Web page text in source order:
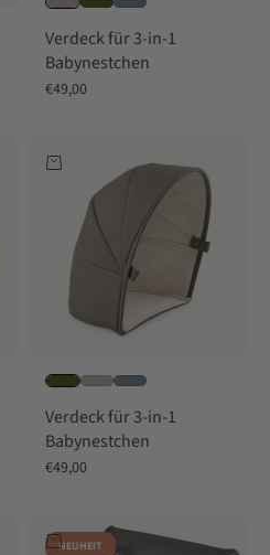
Verdeck für 3-in-1
Babynestchen
Angebot
€49,00
In den Warenkorb
Verdeck für 3-in-1
Babynestchen
Angebot
€49,00
NEUHEIT
In den Warenkorb